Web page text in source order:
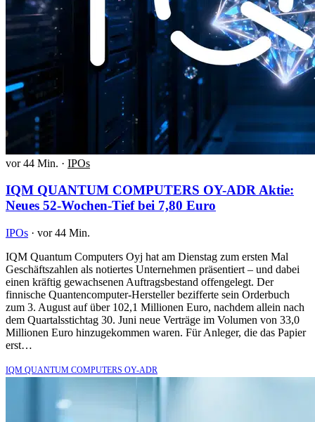
vor 44 Min. · IPOs
IQM QUANTUM COMPUTERS OY-ADR Aktie:
Neues 52-Wochen-Tief bei 7,80 Euro
IPOs · vor 44 Min.
IQM Quantum Computers Oyj hat am Dienstag zum ersten Mal
Geschäftszahlen als notiertes Unternehmen präsentiert – und dabei
einen kräftig gewachsenen Auftragsbestand offengelegt. Der
finnische Quantencomputer-Hersteller bezifferte sein Orderbuch
zum 3. August auf über 102,1 Millionen Euro, nachdem allein nach
dem Quartalsstichtag 30. Juni neue Verträge im Volumen von 33,0
Millionen Euro hinzugekommen waren. Für Anleger, die das Papier
erst…
IQM QUANTUM COMPUTERS OY-ADR